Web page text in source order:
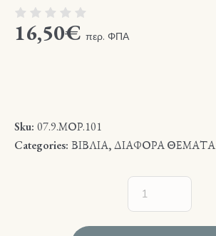
16,50€ περ. ΦΠΑ
Sku: 07.9.ΜΟΡ.101
Categories: ΒΙΒΛΙΑ,ΔΙΑΦΟΡΑ ΘΕΜΑΤΑ